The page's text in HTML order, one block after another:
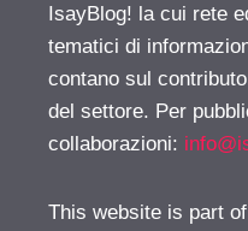
IsayBlog! la cui rete
tematici di
contano sul
del settore. Per
collaborazioni:
This website is part